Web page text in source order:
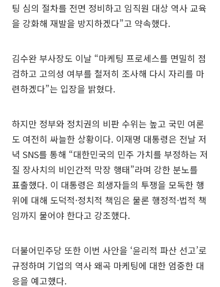
팅 심의 절차를 전면 정비하고 임직원 대상 역사 교육
을 강화해 재발을 방지하겠다”고 약속했다.
김수완 부사장도 이날 “마케팅 프로세스를 면밀히 점
검하고 고의성 여부를 철저히 조사해 다시 자리를 마
련하겠다”는 입장을 밝혔다.
하지만 정부와 정치권의 비판 수위는 높고 국민 여론
도 여전히 싸늘한 상황이다. 이재명 대통령은 전날 저
녁 SNS를 통해 “대한민국의 민주 가치를 부정하는 저
질 장사치의 비인간적 막장 행태”라며 강한 분노를
표출했다. 이 대통령은 희생자들의 투쟁을 모독한 행
위에 대해 도덕적·정치적 책임은 물론 행정적·법적 책
임까지 물어야 한다고 강조했다.
더불어민주당 또한 이번 사안을 ‘윤리적 파산 선고’로
규정하며 기업의 역사 왜곡 마케팅에 대한 엄중한 대
응을 예고했다.